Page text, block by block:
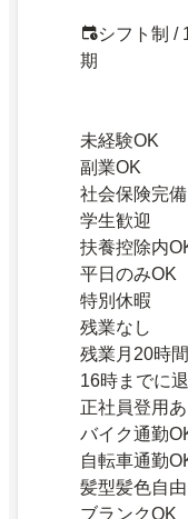
シフト制 /
期
未経験OK
副業OK
社会保険完備
学生歓迎
扶養控除内
平日のみOK
特別休暇
残業なし
残業月20時
16時までに
正社員登用あ
バイク通勤
自転車通勤
髪型髪色自由
ブランクOK